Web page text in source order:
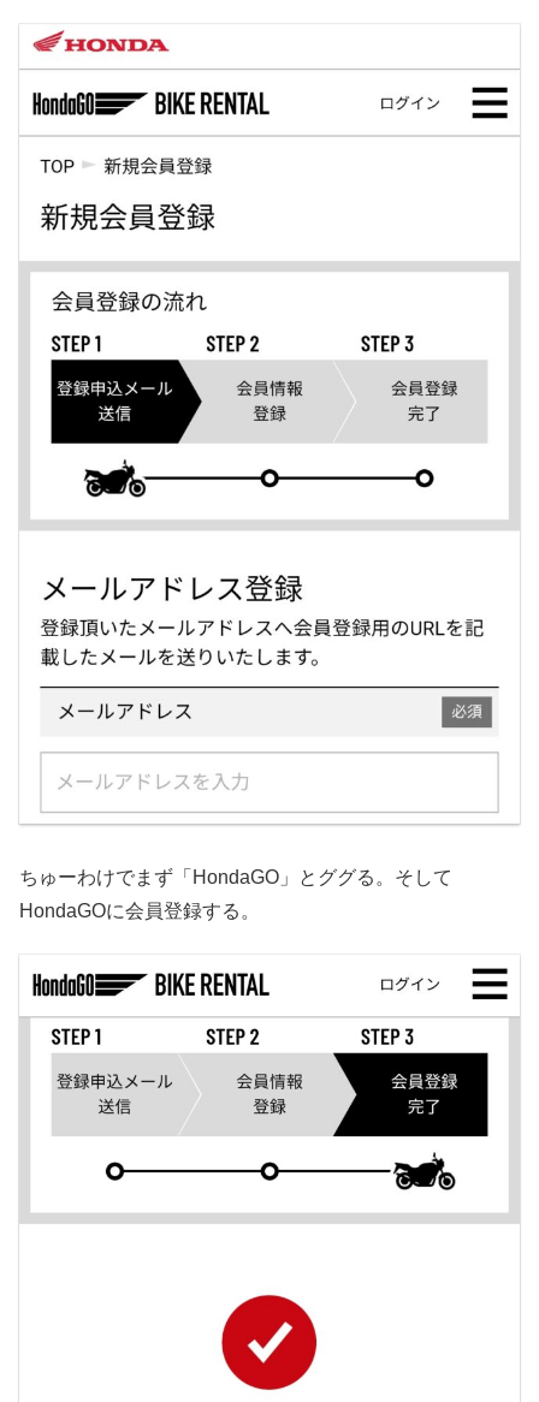
ちゅーわけでまず「HondaGO」とググる。そして
HondaGOに会員登録する。